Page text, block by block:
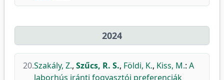
2024
20.Szakály, Z., Szűcs, R. S., Földi, K., Kiss, M.: A
laborhús iránti fogyasztói preferenciák